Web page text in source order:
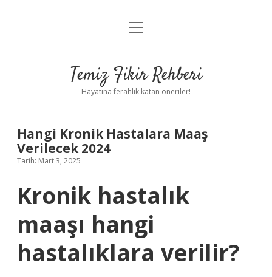
Anasayfa
Yasal Uyarı
menüyü
Temiz Fikir Rehberi
Hayatına ferahlık katan öneriler!
Hangi Kronik Hastalara Maaş
Verilecek 2024
Tarih: Mart 3, 2025
Kronik hastalık
maaşı hangi
hastalıklara verilir?